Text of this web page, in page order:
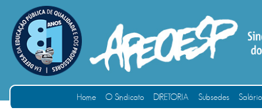
Home O Sindicato DIRETORIA Subsedes